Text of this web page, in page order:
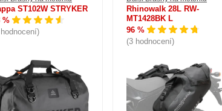
ST102W STRYKER
%
Rhinowalk 28L RW-
MT1428BK L
96 %
(3 hodnocení)